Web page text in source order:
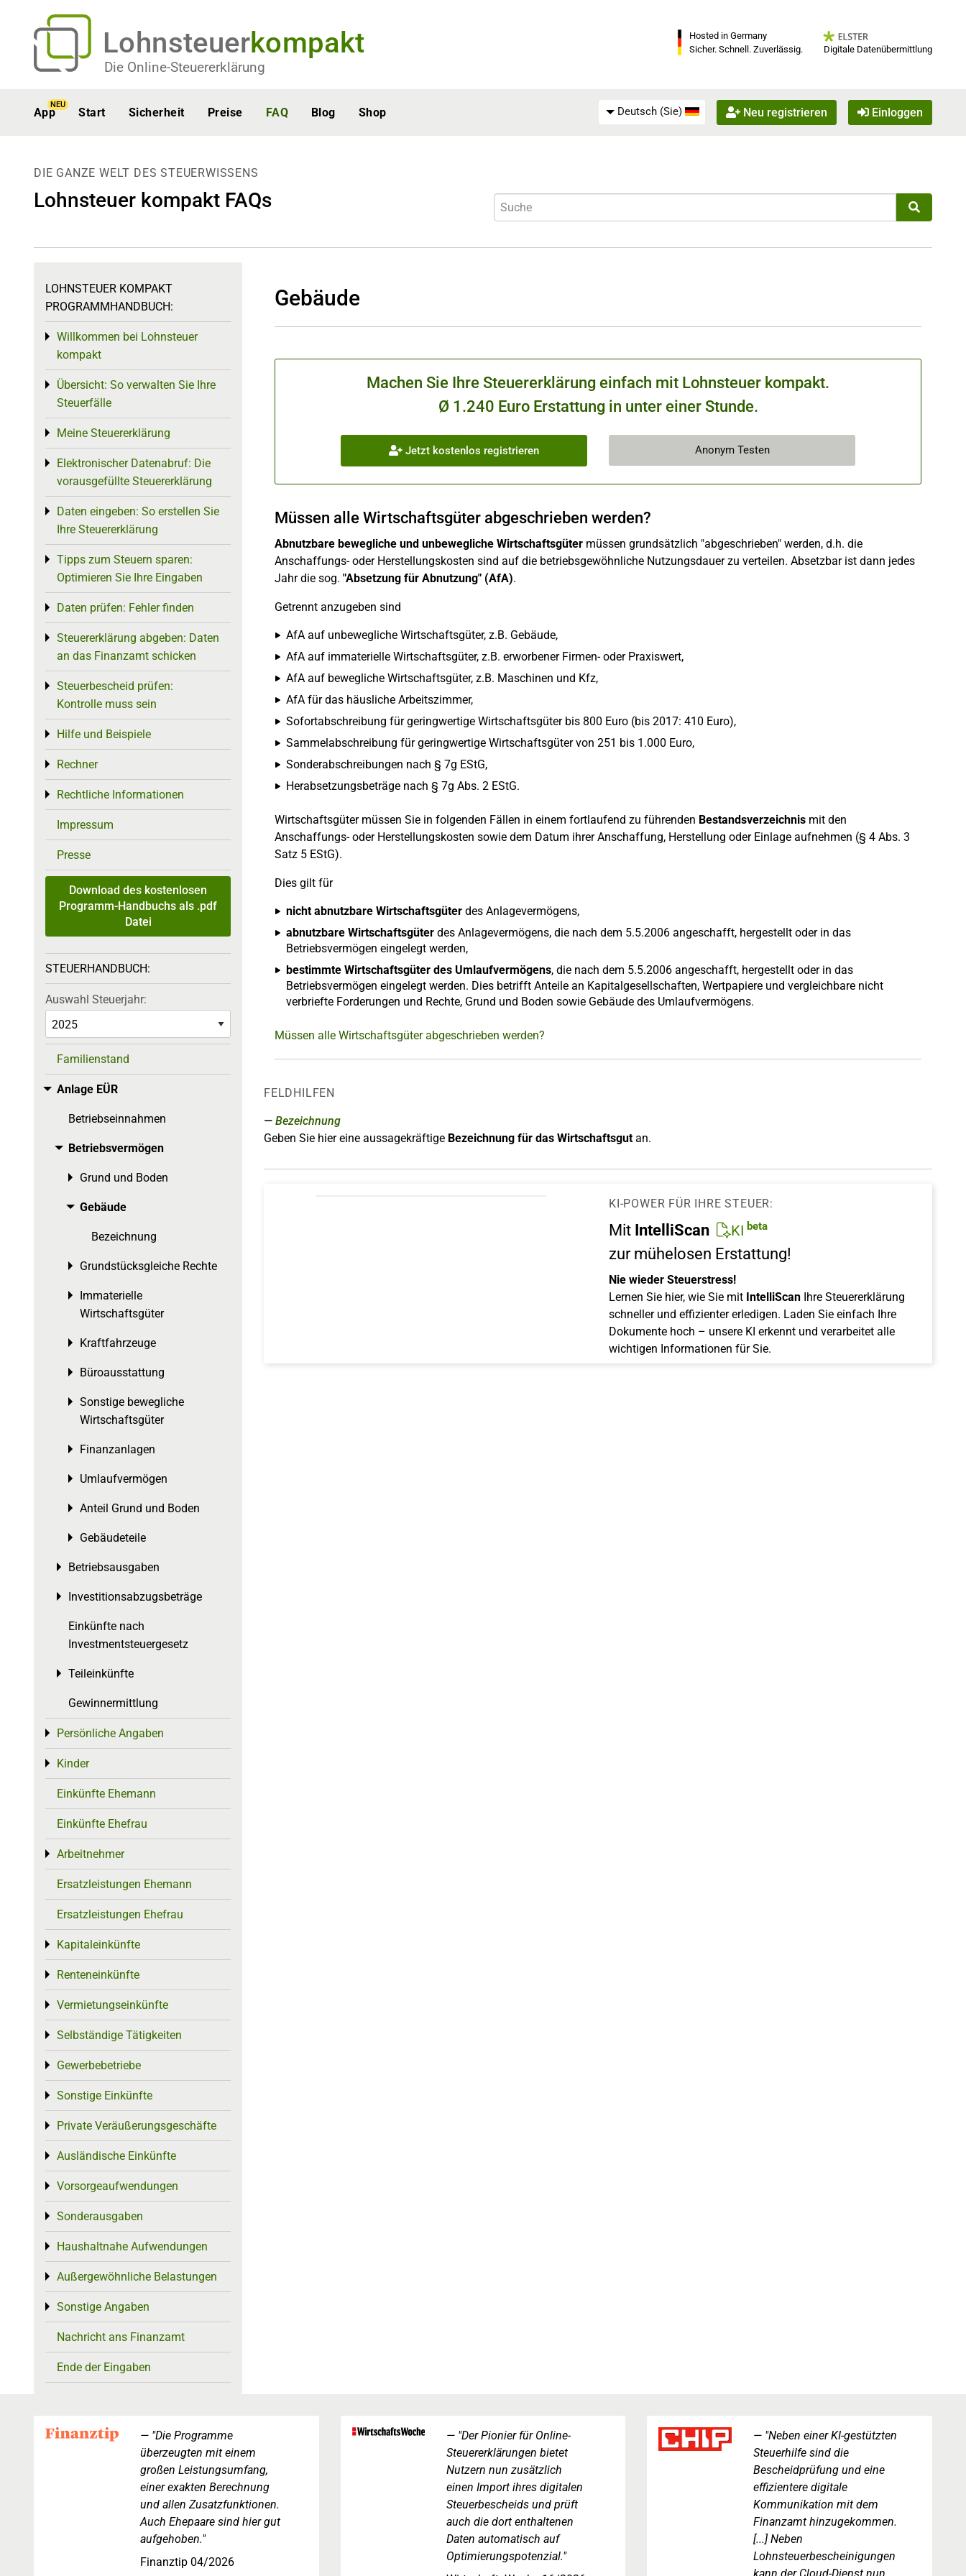
Lohnsteuerkompakt
Die Online-Steuererklärung
Hosted in Germany
Sicher. Schnell. Zuverlässig.
Digitale Datenübermittlung
App
NEU
Start Sicherheit Preise FAQ Blog Shop Deutsch (Sie) Neu registrieren Einloggen
DIE GANZE WELT DES STEUERWISSENS
Lohnsteuer kompakt FAQs
Gebäude
Machen Sie Ihre Steuererklärung einfach mit Lohnsteuer kompakt.
Ø 1.240 Euro Erstattung in unter einer Stunde.
Jetzt kostenlos registrieren Anonym Testen
Müssen alle Wirtschaftsgüter abgeschrieben werden?
Abnutzbare bewegliche und unbewegliche Wirtschaftsgüter müssen grundsätzlich "abgeschrieben" werden, d.h. die
Anschaffungs- oder Herstellungskosten sind auf die betriebsgewöhnliche Nutzungsdauer zu verteilen. Absetzbar ist dann jedes
Jahr die sog. "Absetzung für Abnutzung" (AfA).
Getrennt anzugeben sind
AfA auf unbewegliche Wirtschaftsgüter, z.B. Gebäude,
AfA auf immaterielle Wirtschaftsgüter, z.B. erworbener Firmen- oder Praxiswert,
AfA auf bewegliche Wirtschaftsgüter, z.B. Maschinen und Kfz,
AfA für das häusliche Arbeitszimmer,
Sofortabschreibung für geringwertige Wirtschaftsgüter bis 800 Euro (bis 2017: 410 Euro),
Sammelabschreibung für geringwertige Wirtschaftsgüter von 251 bis 1.000 Euro,
Sonderabschreibungen nach § 7g EStG,
Herabsetzungsbeträge nach § 7g Abs. 2 EStG.
Wirtschaftsgüter müssen Sie in folgenden Fällen in einem fortlaufend zu führenden Bestandsverzeichnis mit den
Anschaffungs- oder Herstellungskosten sowie dem Datum ihrer Anschaffung, Herstellung oder Einlage aufnehmen (§ 4 Abs. 3
Satz 5 EStG).
Dies gilt für
nicht abnutzbare Wirtschaftsgüter des Anlagevermögens,
abnutzbare Wirtschaftsgüter des Anlagevermögens, die nach dem 5.5.2006 angeschafft, hergestellt oder in das
Betriebsvermögen eingelegt werden,
bestimmte Wirtschaftsgüter des Umlaufvermögens, die nach dem 5.5.2006 angeschafft, hergestellt oder in das
Betriebsvermögen eingelegt werden. Dies betrifft Anteile an Kapitalgesellschaften, Wertpapiere und vergleichbare nicht
verbriefte Forderungen und Rechte, Grund und Boden sowie Gebäude des Umlaufvermögens.
Müssen alle Wirtschaftsgüter abgeschrieben werden?
FELDHILFEN
Bezeichnung
Geben Sie hier eine aussagekräftige Bezeichnung für das Wirtschaftsgutan.
KI-POWER FÜR IHRE STEUER:
Mit IntelliScan KI beta
zur mühelosen Erstattung!
Nie wieder Steuerstress!
Lernen Sie hier, wie Sie mit IntelliScan Ihre Steuererklärung
schneller und effizienter erledigen. Laden Sie einfach Ihre
Dokumente hoch – unsere KI erkennt und verarbeitet alle
wichtigen Informationen für Sie.
LOHNSTEUER KOMPAKT
PROGRAMMHANDBUCH:
Willkommen bei Lohnsteuer
kompakt
Toggle menu
Übersicht: So verwalten Sie Ihre
Steuerfälle
Toggle menu
Meine Steuererklärung
Toggle menu
Elektronischer Datenabruf: Die
vorausgefüllte Steuererklärung
Toggle menu
Daten eingeben: So erstellen Sie
Ihre Steuererklärung
Toggle menu
Tipps zum Steuern sparen:
Optimieren Sie Ihre Eingaben
Toggle menu
Daten prüfen: Fehler finden
Toggle menu
Steuererklärung abgeben: Daten
an das Finanzamt schicken
Toggle menu
Steuerbescheid prüfen:
Kontrolle muss sein
Toggle menu
Hilfe und Beispiele
Toggle menu
Rechner
Toggle menu
Rechtliche Informationen
Toggle menu
Impressum
Presse
Download des kostenlosen
Programm-Handbuchs als .pdf
Datei
STEUERHANDBUCH:
Auswahl Steuerjahr:
Familienstand
Anlage EÜR
Toggle menu
Betriebseinnahmen
Betriebsvermögen
Toggle menu
Grund und Boden
Toggle menu
Gebäude
Toggle menu
Bezeichnung
Grundstücksgleiche Rechte
Toggle menu
Immaterielle
Wirtschaftsgüter
Toggle menu
Kraftfahrzeuge
Toggle menu
Büroausstattung
Toggle menu
Sonstige bewegliche
Wirtschaftsgüter
Toggle menu
Finanzanlagen
Toggle menu
Umlaufvermögen
Toggle menu
Anteil Grund und Boden
Toggle menu
Gebäudeteile
Toggle menu
Betriebsausgaben
Toggle menu
Investitionsabzugsbeträge
Toggle menu
Einkünfte nach
Investmentsteuergesetz
Teileinkünfte
Toggle menu
Gewinnermittlung
Persönliche Angaben
Toggle menu
Kinder
Toggle menu
Einkünfte Ehemann
Einkünfte Ehefrau
Arbeitnehmer
Toggle menu
Ersatzleistungen Ehemann
Ersatzleistungen Ehefrau
Kapitaleinkünfte
Toggle menu
Renteneinkünfte
Toggle menu
Vermietungseinkünfte
Toggle menu
Selbständige Tätigkeiten
Toggle menu
Gewerbebetriebe
Toggle menu
Sonstige Einkünfte
Toggle menu
Private Veräußerungsgeschäfte
Toggle menu
Ausländische Einkünfte
Toggle menu
Vorsorgeaufwendungen
Toggle menu
Sonderausgaben
Toggle menu
Haushaltnahe Aufwendungen
Toggle menu
Außergewöhnliche Belastungen
Toggle menu
Sonstige Angaben
Toggle menu
Nachricht ans Finanzamt
Ende der Eingaben
"Die Programme
überzeugten mit einem
großen Leistungsumfang,
einer exakten Berechnung
und allen Zusatzfunktionen.
Auch Ehepaare sind hier gut
aufgehoben."
Finanztip 04/2026
"Der Pionier für Online-
Steuererklärungen bietet
Nutzern nun zusätzlich
einen Import ihres digitalen
Steuerbescheids und prüft
auch die dort enthaltenen
Daten automatisch auf
Optimierungspotenzial."
"Neben einer KI-gestützten
Steuerhilfe sind die
Bescheidprüfung und eine
effizientere digitale
Kommunikation mit dem
Finanzamt hinzugekommen.
[...] Neben
Lohnsteuerbescheinigungen